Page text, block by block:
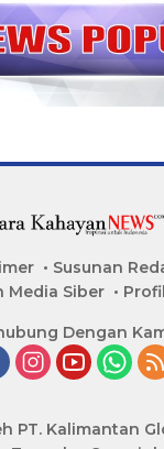
Susunan
Media Siber
Dengan
PT. Kalimantan